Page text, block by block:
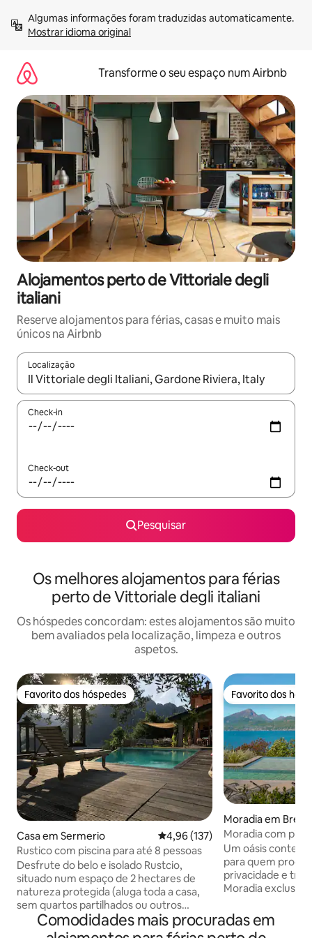
para
Mostrar idioma original
Transforme o seu espaço num Airbnb
Alojamentos perto de Vittoriale degli
italiani
Reserve alojamentos para férias, casas e muito mais
únicos na Airbnb
Localização
Quando os resultados estiverem disponíveis, navegue com
Check-in
Check-out
Pesquisar
Os melhores alojamentos para férias
perto de Vittoriale degli italiani
Os hóspedes concordam: estes alojamentos são muito
bem avaliados pela localização, limpeza e outros
aspetos.
Favorito dos hóspedes
Favorito dos hóspedes
Casa em Sermerio Classificação média de 4,96 em
4,96 (137)
Rustico com piscina para até 8 pessoas
Desfrute do belo e isolado Rustcio,
situado num espaço de 2 hectares de
natureza protegida (aluga toda a casa,
sem quartos partilhados ou outros
hóspedes). Além disso, a piscina infinita
de 50 m² é apenas para seu uso! 4
Favorito dos
Favorito dos
Moradia em
Moradia com
Lago de Garda
Um oásis
para quem
privacidade e
Moradia
espetacular para
hóspedes que
Comodidades mais procuradas em